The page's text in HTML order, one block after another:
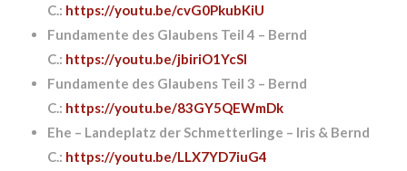
C.: https://youtu.be/cvG0PkubKiU
Fundamente des Glaubens Teil 4 – Bernd
C.: https://youtu.be/jbiriO1YcSI
Fundamente des Glaubens Teil 3 – Bernd
C.: https://youtu.be/83GY5QEWmDk
Ehe – Landeplatz der Schmetterlinge – Iris & Bernd
C.: https://youtu.be/LLX7YD7iuG4